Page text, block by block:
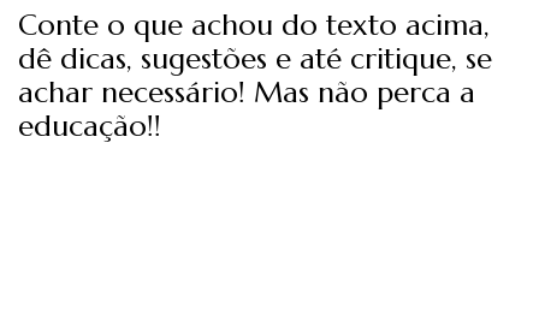
Conte o que achou do texto acima,
dê dicas, sugestões e até critique, se
achar necessário! Mas não perca a
educação!!